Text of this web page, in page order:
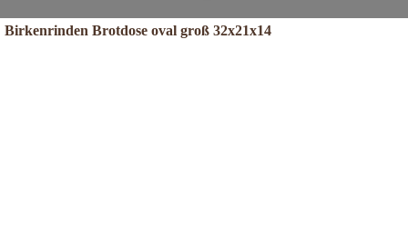
Birkenrinden Brotdose oval groß 32x21x14